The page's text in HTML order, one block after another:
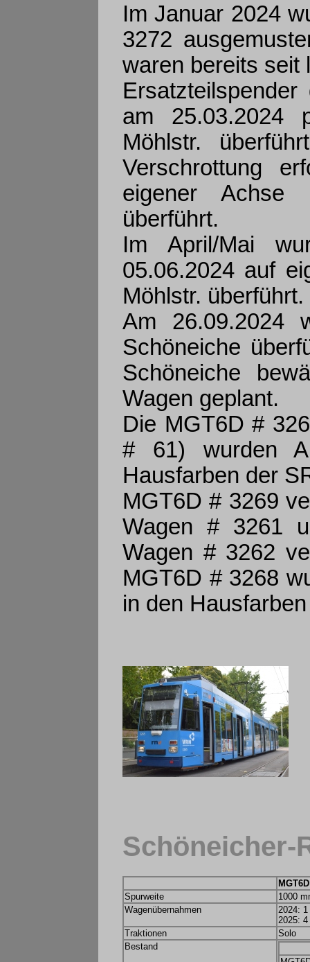
Im Januar 2024
3272
waren bereits seit
am 25.03.2024
Möhlstr.
Verschrottung
eigener Achse
überführt.
Im April/Mai
05.06.2024 auf
Möhlstr. überführt.
Am 26.09.2024
Schöneiche
Schöneiche
Wagen geplant.
Die MGT6D #
# 61) wurden
Hausfarben der
MGT6D # 3269
Wagen # 3261
Wagen # 3262
MGT6D # 3268
in den
Schöneicher-
MGT6D
Spurweite
1000
Wagenübernahmen
2024: 1
2025: 4
Traktionen
Solo
Bestand